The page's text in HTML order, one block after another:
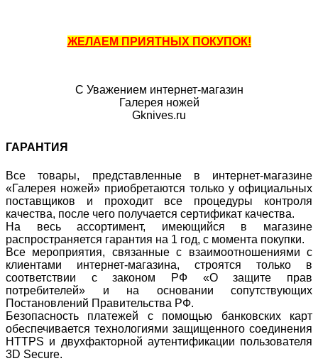
ЖЕЛАЕМ ПРИЯТНЫХ ПОКУПОК!
С Уважением интернет-магазин
Галерея ножей
Gknives.ru
ГАРАНТИЯ
Все товары, представленные в интернет-магазине
«Галерея ножей» приобретаются только у официальных
поставщиков и проходит все процедуры контроля
качества, после чего получается сертификат качества.
На весь ассортимент, имеющийся в магазине
распространяется гарантия на 1 год, с момента покупки.
Все мероприятия, связанные с взаимоотношениями с
клиентами интернет-магазина, строятся только в
соответствии с законом РФ «О защите прав
потребителей» и на основании сопутствующих
Постановлений Правительства РФ.
Безопасность платежей с помощью банковских карт
обеспечивается технологиями защищенного соединения
HTTPS и двухфакторной аутентификации пользователя
3D Secure.